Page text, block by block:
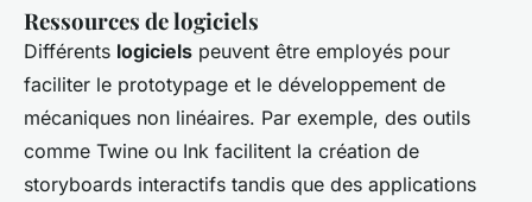
Ressources de logiciels
Différents logiciels peuvent être employés pour
faciliter le prototypage et le développement de
mécaniques non linéaires. Par exemple, des outils
comme Twine ou Ink facilitent la création de
storyboards interactifs tandis que des applications